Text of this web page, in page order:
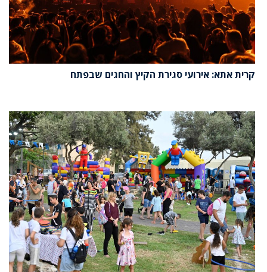
קרית אתא: אירועי סגירת הקיץ והחגים שבפתח